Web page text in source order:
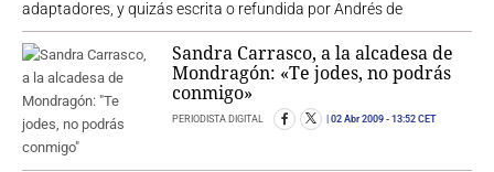
adaptadores, y quizás escrita o refundida por Andrés de
Sandra Carrasco, a la alcadesa de
Mondragón: «Te jodes, no podrás
conmigo»
PERIODISTA DIGITAL 02 Abr 2009 - 13:52 CET